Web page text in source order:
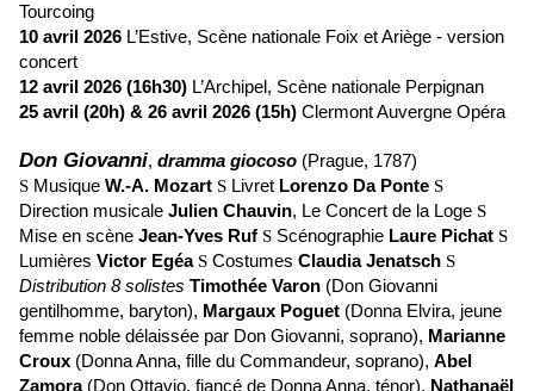
Tourcoing
10 avril 2026 L’Estive, Scène nationale Foix et Ariège - version
concert
12 avril 2026 (16h30) L’Archipel, Scène nationale Perpignan
25 avril (20h) & 26 avril 2026 (15h) Clermont Auvergne Opéra
Don Giovanni, dramma giocoso (Prague, 1787)
S Musique W.-A. Mozart S Livret Lorenzo Da Ponte S
Direction musicale Julien Chauvin, Le Concert de la Loge S
Mise en scène Jean-Yves Ruf S Scénographie Laure Pichat S
Lumières Victor Egéa S Costumes Claudia Jenatsch S
Distribution 8 solistes Timothée Varon (Don Giovanni
gentilhomme, baryton), Margaux Poguet (Donna Elvira, jeune
femme noble délaissée par Don Giovanni, soprano), Marianne
Croux (Donna Anna, fille du Commandeur, soprano), Abel
Zamora(Don Ottavio, fiancé de Donna Anna, ténor), Nathanaël